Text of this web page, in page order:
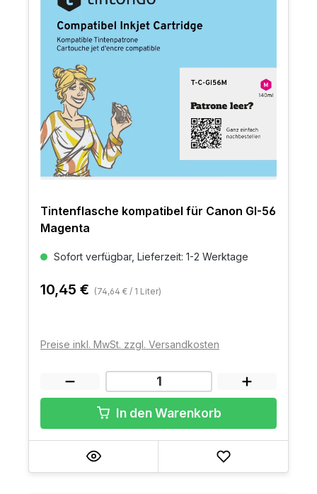
Tintenflasche kompatibel für Canon GI-56
Magenta
Sofort verfügbar, Lieferzeit: 1-2 Werktage
10,45 € (74,64 € / 1 Liter)
Preise inkl. MwSt. zzgl. Versandkosten
In den Warenkorb